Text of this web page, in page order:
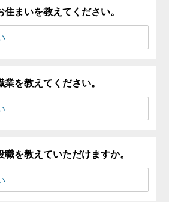
住まいを教えてください。
業を教えてください。
職を教えていただけますか。